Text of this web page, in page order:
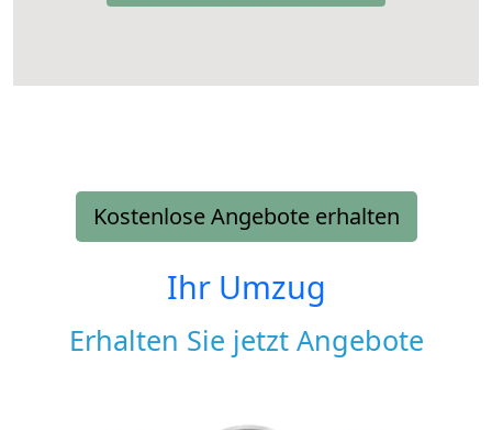
Kostenlose Angebote erhalten
Ihr Umzug
Erhalten Sie jetzt Angebote